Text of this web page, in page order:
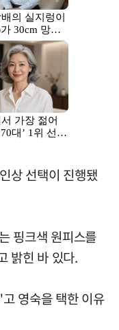
상 선택이 진행됐
핑크색 원피스를
밝힌 바 있다.
영숙을 택한 이유